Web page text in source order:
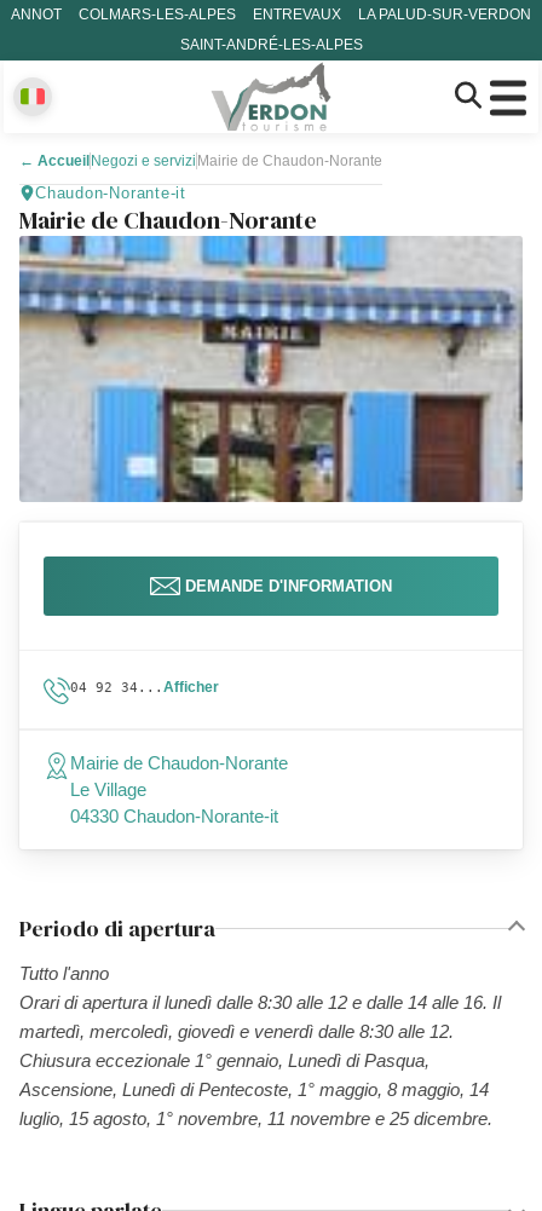
ANNOT COLMARS-LES-ALPES ENTREVAUX
LA PALUD-SUR-VERDON
SAINT-ANDRÉ-LES-ALPES
← Accueil Negozi e servizi Mairie de Chaudon-Norante
Chaudon-Norante-it
Mairie de Chaudon-Norante
Periodo di apertura
Tutto l'anno
Orari di apertura il lunedì dalle 8:30 alle 12 e dalle 14 alle 16. Il
martedì, mercoledì, giovedì e venerdì dalle 8:30 alle 12.
Chiusura eccezionale 1° gennaio, Lunedì di Pasqua,
Ascensione, Lunedì di Pentecoste, 1° maggio, 8 maggio, 14
luglio, 15 agosto, 1° novembre, 11 novembre e 25 dicembre.
DEMANDE D'INFORMATION
04 92 34... Afficher
Mairie de Chaudon-Norante
Le Village
04330 Chaudon-Norante-it